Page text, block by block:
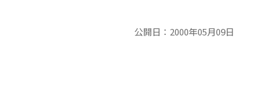
公開日： 2000年05月09日